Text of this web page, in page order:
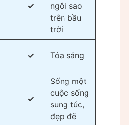
✓
ngôi sao
trên bầu
trời
✓ Tỏa sáng
✓
Sống một
cuộc sống
sung túc,
đẹp đẽ